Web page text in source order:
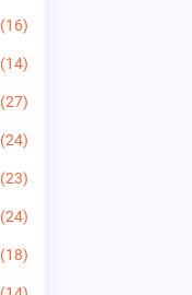
(16)
(14)
(27)
(24)
(23)
(24)
(18)